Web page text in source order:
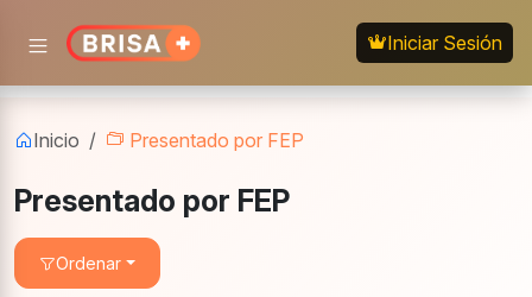
Iniciar Sesión
Inicio Presentado por FEP
Presentado por FEP
Ordenar